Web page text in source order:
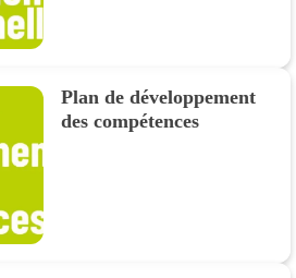
Plan de développement
des compétences